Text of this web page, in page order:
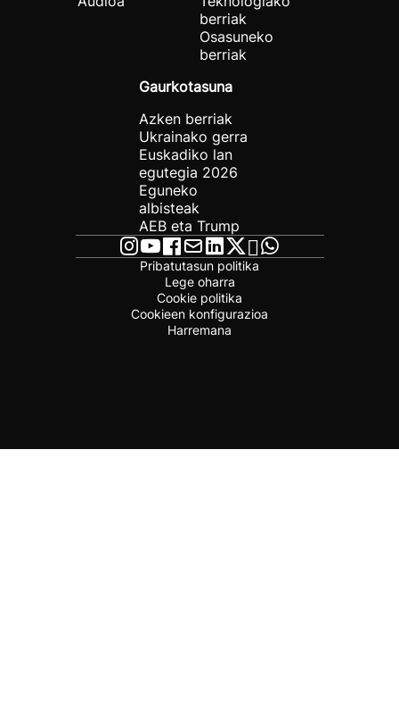
berriak
Osasuneko
berriak
Gaurkotasuna
Azken berriak
Ukrainako gerra
Euskadiko lan
egutegia 2026
Eguneko
albisteak
AEB eta Trump
Pribatutasun politika
Lege oharra
Cookie politika
Cookieen konfigurazioa
Harremana